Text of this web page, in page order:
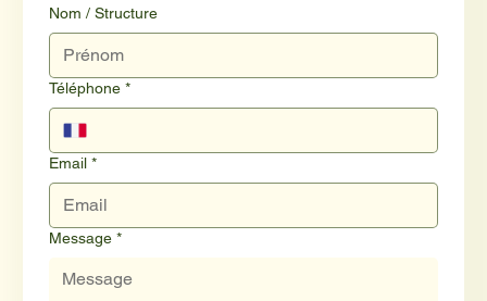
Nom / Structure
Téléphone *
Email *
Message *